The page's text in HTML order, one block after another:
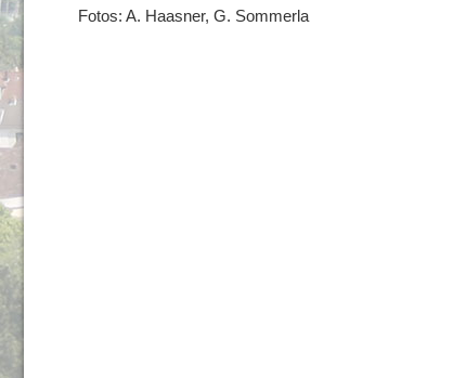
Fotos: A. Haasner, G. Sommerla